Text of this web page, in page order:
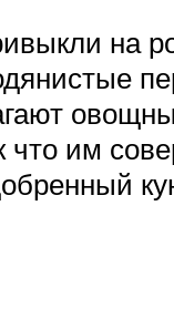
на
им